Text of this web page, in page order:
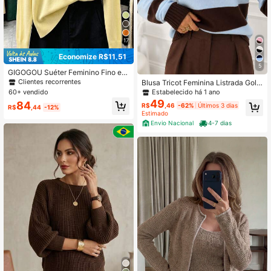
17
Economize R$11,51
GIGOGOU Suéter Feminino Fino e Q
uente Casual, Macio & Confortável,
Minimalista, Roupa de Outono
Clientes recorrentes
60+ vendido
R$84,44 -12%
5
Blusa Tricot Feminina Listrada Gola
Polo Tricô Inverno Moda Blogueira
CAGÊ
Estabelecido há 1 ano
R$49 ,46 -62% Últimos 3 dias
Estimado
Envio Nacional
4-7 dias